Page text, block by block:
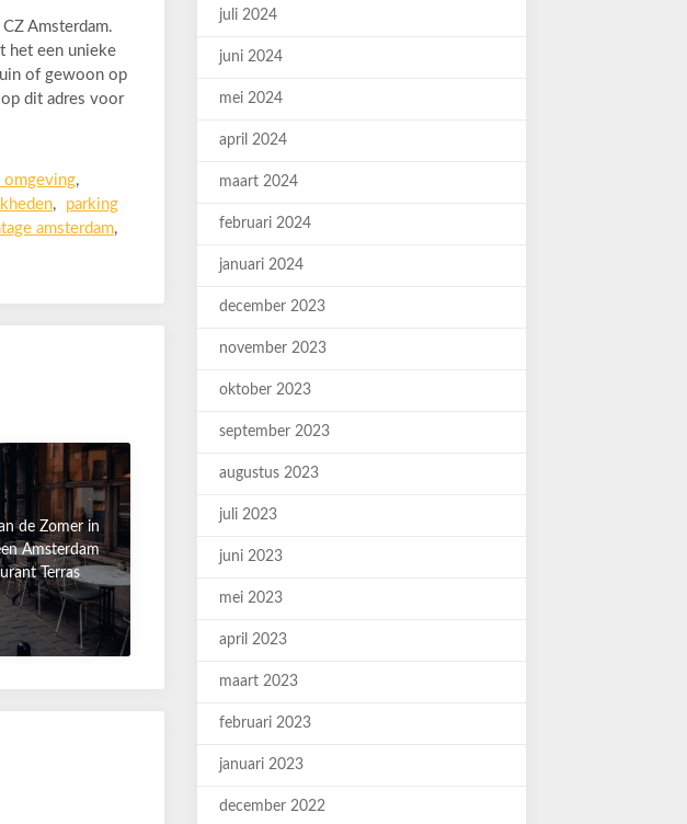
Amsterdam.
het een unieke
of gewoon op
dit adres voor
omgeving,
,
parking
amsterdam,
de Zomer in
Amsterdam
Terras
juli 2024
juni 2024
mei 2024
april 2024
maart 2024
februari 2024
januari 2024
december 2023
november 2023
oktober 2023
september 2023
augustus 2023
juli 2023
juni 2023
mei 2023
april 2023
maart 2023
februari 2023
januari 2023
december 2022